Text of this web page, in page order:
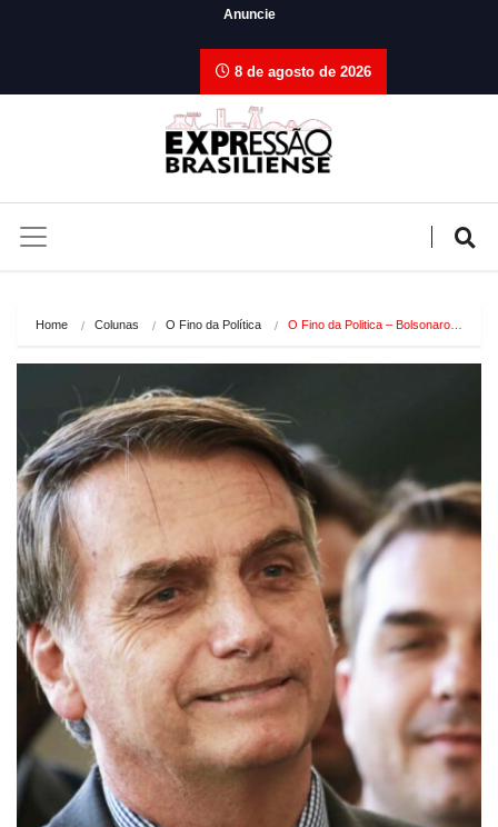
Anuncie
8 de agosto de 2026
Home Colunas O Fino da Política O Fino da Politica – Bolsonaro…